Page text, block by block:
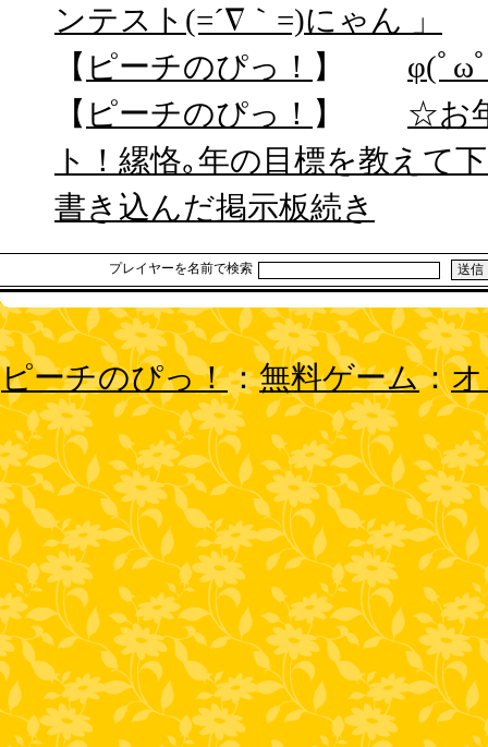
ンテスト(=´∇｀=)にゃん 」
【 ピーチのぴっ！ 】 φ(ﾟω
【 ピーチのぴっ！ 】 ☆お
ト！縲恪｡年の目標を教えて
書き込んだ掲示板続き
プレイヤーを名前で検索
ピーチのぴっ！：無料ゲーム：